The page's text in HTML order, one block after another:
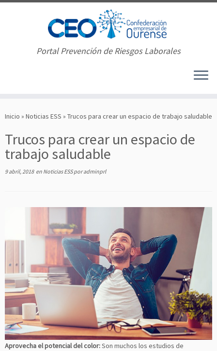
Portal Prevención de Riesgos Laborales
Inicio » Noticias ESS » Trucos para crear un espacio de trabajo saludable
Trucos para crear un espacio de
trabajo saludable
9 abril, 2018en Noticias ESSporadminprl
Aprovecha el potencial del color:Son muchos los estudios de